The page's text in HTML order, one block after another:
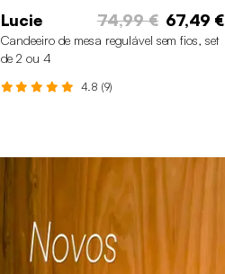
Lucie 74,99 € 67,49 €
Candeeiro de mesa regulável sem fios, set
de 2 ou 4
4.8 (9)